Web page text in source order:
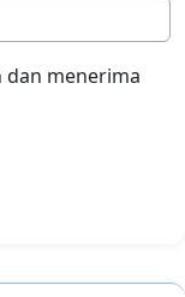
dan menerima